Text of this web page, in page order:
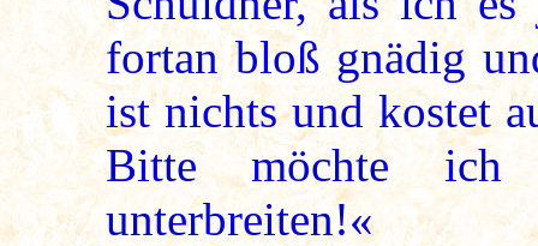
fortan bloß gnädig
ist nichts und kostet
Bitte möchte
unterbreiten!«